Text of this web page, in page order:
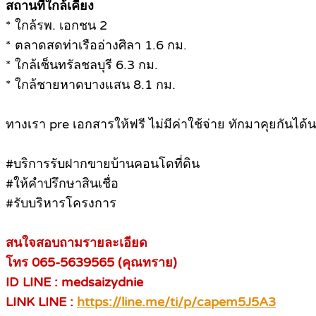
สถานที่ใกล้เคียง
* ใกล้รพ. เอกชน 2
* ตลาดสดท่าเรืออ่างศิลา 1.6 กม.
* ใกล้เซ็นทรัลชลบุรี 6.3 กม.
* ใกล้ชายหาดบางแสน 8.1 กม.
ทางเรา pre เอกสารให้ฟรี ไม่มีค่าใช้จ่าย ทักมาคุยกันได้
#บริการรับฝากขายบ้านคอนโดที่ดิน
#ให้คำปรึกษาสินเชื่อ
#รับบริหารโครงการ
สนใจสอบถามรายละเอียด
โทร 065-5639565 (คุณทราย)
ID LINE : medsaizydnie
LINK LINE : https://line.me/ti/p/capem5J5A3